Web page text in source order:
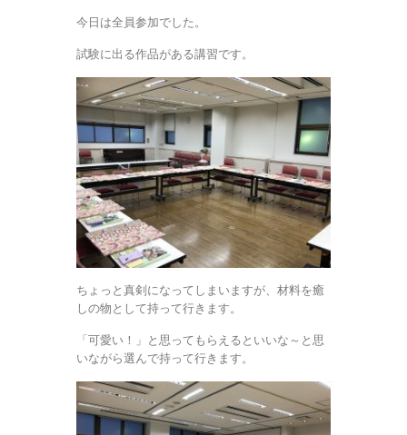
今日は全員参加でした。
試験に出る作品がある講習です。
ちょっと真剣になってしまいますが、材料を癒
しの物として持って行きます。
「可愛い！」と思ってもらえるといいな～と思
いながら選んで持って行きます。